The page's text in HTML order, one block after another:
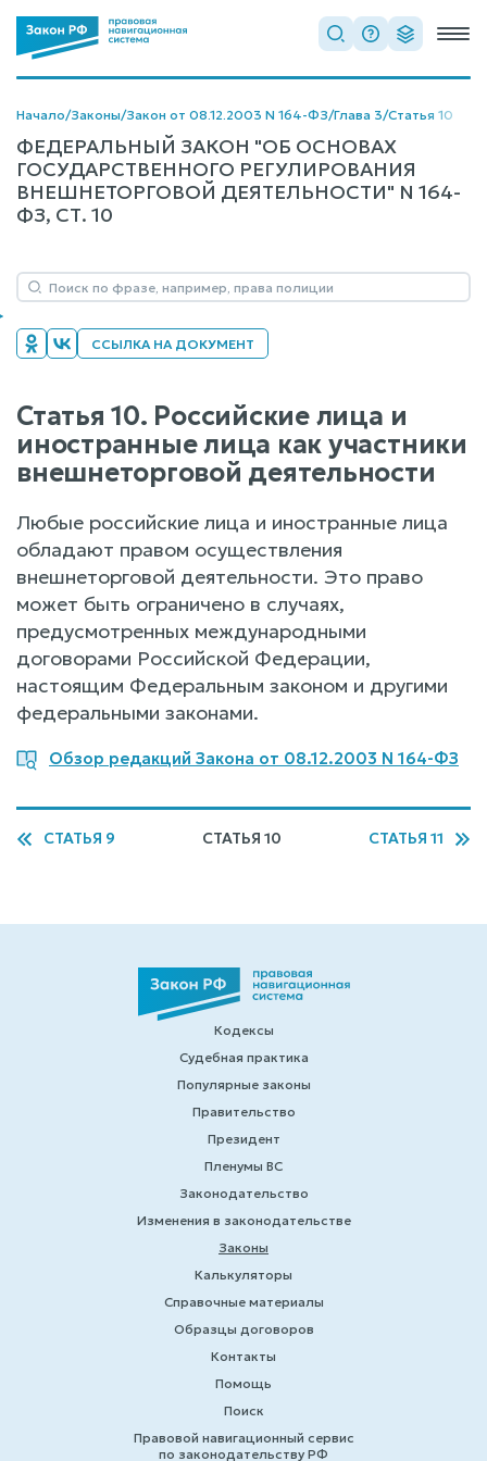
Начало/Законы/Закон от 08.12.2003 N 164-ФЗ/Глава 3/Статья 10
ФЕДЕРАЛЬНЫЙ ЗАКОН "ОБ ОСНОВАХ
ГОСУДАРСТВЕННОГО РЕГУЛИРОВАНИЯ
ВНЕШНЕТОРГОВОЙ ДЕЯТЕЛЬНОСТИ" N 164-
ФЗ, СТ. 10
ССЫЛКА НА ДОКУМЕНТ
Статья 10. Российские лица и
иностранные лица как участники
внешнеторговой деятельности
Любые российские лица и иностранные лица
обладают правом осуществления
внешнеторговой деятельности. Это право
может быть ограничено в случаях,
предусмотренных международными
договорами Российской Федерации,
настоящим Федеральным законом и другими
федеральными законами.
Обзор редакций Закона от 08.12.2003 N 164-ФЗ
СТАТЬЯ 9 СТАТЬЯ 10 СТАТЬЯ 11
Кодексы
Судебная практика
Популярные законы
Правительство
Президент
Пленумы ВС
Законодательство
Изменения в законодательстве
Законы
Калькуляторы
Справочные материалы
Образцы договоров
Контакты
Помощь
Поиск
Правовой навигационный сервис
по законодательству РФ